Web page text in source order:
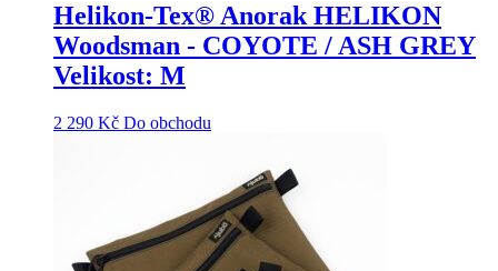
Helikon-Tex® Anorak HELIKON
Woodsman - COYOTE / ASH GREY
Velikost: M
2 290 Kč Do obchodu